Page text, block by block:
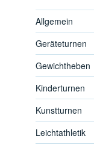
Allgemein
Geräteturnen
Gewichtheben
Kinderturnen
Kunstturnen
Leichtathletik